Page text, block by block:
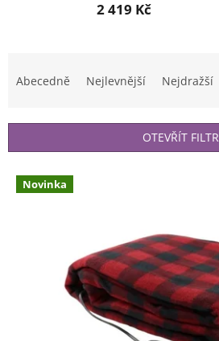
2 419 Kč
í
Abecedně Nejlevnější Nejdražší
OTEVŘÍT FILTR
V Novinka